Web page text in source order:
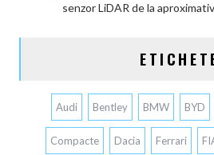
senzor LiDAR de la
Audi Bentley BMW BYD
Compacte Dacia Ferrari